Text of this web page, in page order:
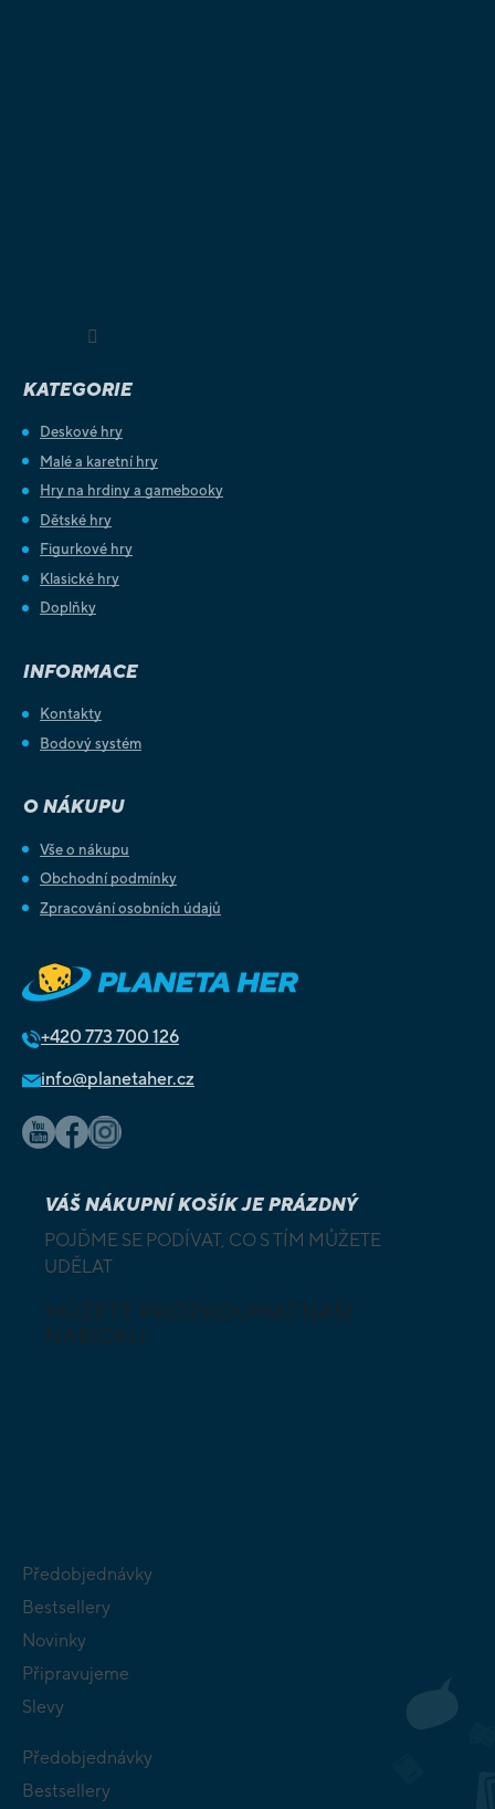
KATEGORIE
Deskové hry
Malé a karetní hry
Hry na hrdiny a gamebooky
Dětské hry
Figurkové hry
Klasické hry
Doplňky
INFORMACE
Kontakty
Bodový systém
O NÁKUPU
Vše o nákupu
Obchodní podmínky
Zpracování osobních údajů
+420 773 700 126
info@planetaher.cz
VÁŠ NÁKUPNÍ KOŠÍK JE PRÁZDNÝ
POJĎME SE PODÍVAT, CO S TÍM MŮŽETE
UDĚLAT
MŮŽETE PROZKOUMAT NAŠI
NABÍDKU
Předobjednávky
Bestsellery
Novinky
Připravujeme
Slevy
Předobjednávky
Bestsellery